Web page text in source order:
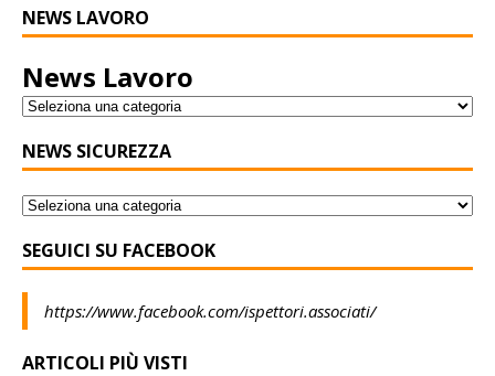
NEWS LAVORO
News Lavoro
NEWS SICUREZZA
SEGUICI SU FACEBOOK
https://www.facebook.com/ispettori.associati/
ARTICOLI PIÙ VISTI